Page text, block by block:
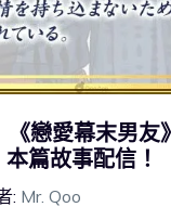
《戀愛幕末男友
篇故事配信！
: Mr. Qoo